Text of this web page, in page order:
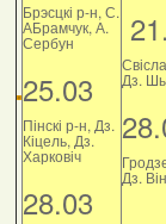
Брэсцкі р-н, С.
АБрамчук, А.
Сербун
25.03
Пінскі р-н, Дз.
Кіцель, Дз.
Харковіч
28.03
Дз.
Дз.